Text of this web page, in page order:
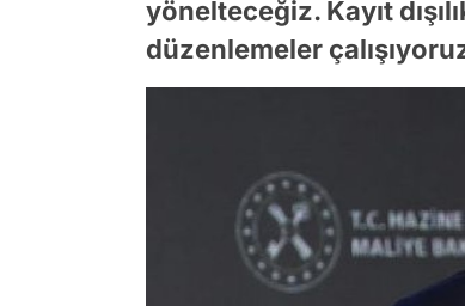
yönelteceğiz. Kayıt
düzenlemeler